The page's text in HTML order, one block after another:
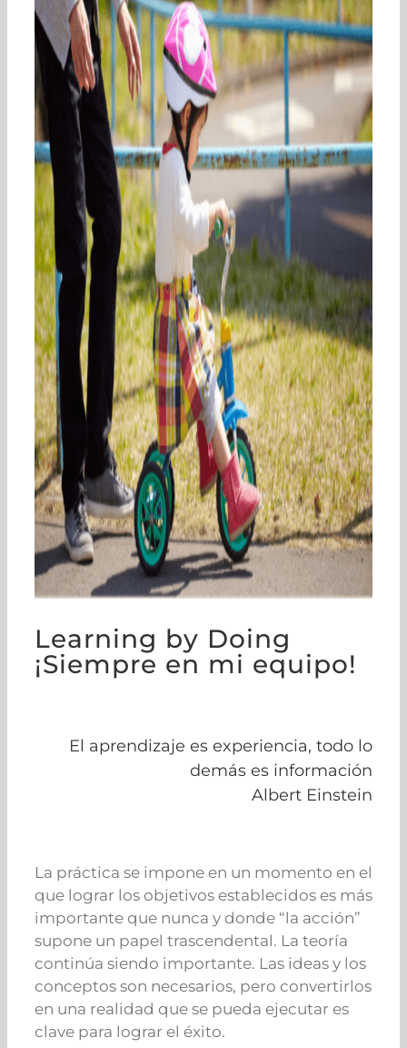
Learning by Doing
¡Siempre en mi equipo!
El aprendizaje es experiencia, todo lo
demás es información
Albert Einstein
La práctica se impone en un momento en el
que lograr los objetivos establecidos es más
importante que nunca y donde “la acción”
supone un papel trascendental. La teoría
continúa siendo importante. Las ideas y los
conceptos son necesarios, pero convertirlos
en una realidad que se pueda ejecutar es
clave para lograr el éxito.